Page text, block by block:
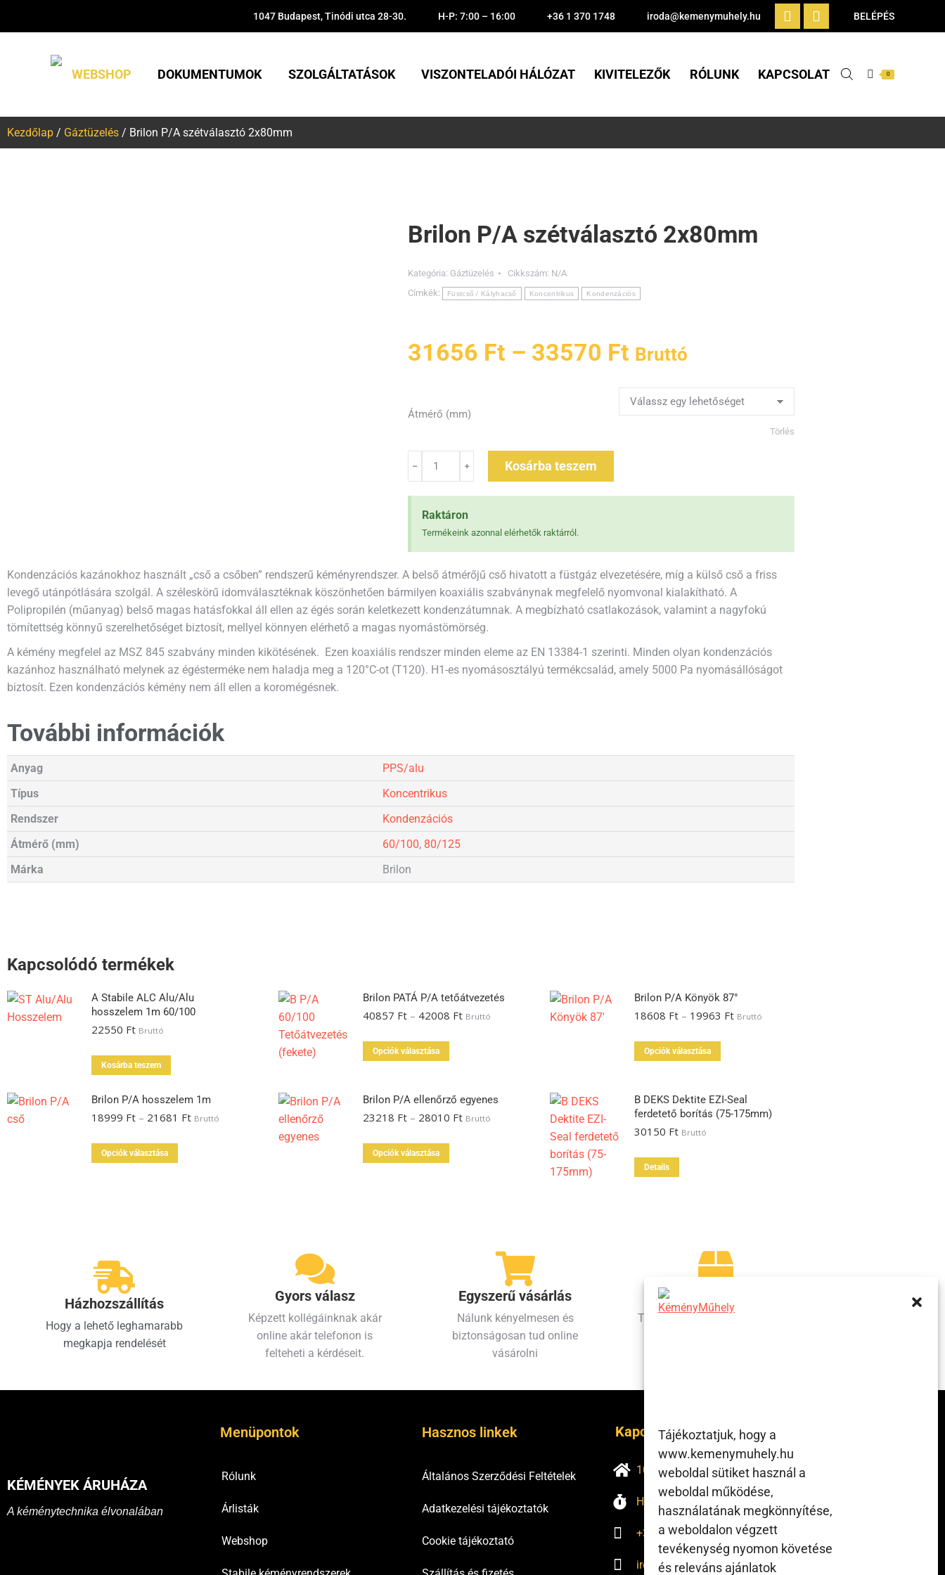
Tájékoztatjuk, hogy a
www.kemenymuhely.hu
weboldal sütiket használ a
weboldal működése,
használatának megkönnyítése,
a weboldalon végzett
tevékenység nyomon követése
és releváns ajánlatok
1047 Budapest, Tinódi utca 28-30. H-P: 7:00 – 16:00 +36 1 370 1748 iroda@kemenymuhely.hu BELÉPÉS
WEBSHOP DOKUMENTUMOK SZOLGÁLTATÁSOK VISZONTELADÓI HÁLÓZAT KIVITELEZŐK RÓLUNK KAPCSOLAT 0
Kezdőlap / Gáztüzelés / Brilon P/A szétválasztó 2x80mm
Brilon P/A szétválasztó 2x80mm
Kategória: Gáztüzelés Cikkszám: N/A
Címkék:
Füstcső / Kályhacső Koncentrikus Kondenzációs
31656 Ft – 33570 Ft Bruttó
Átmérő (mm)
Törlés
Kosárba teszem
Raktáron
Termékeink azonnal elérhetők raktárról.
Kondenzációs kazánokhoz használt „cső a csőben” rendszerű kéményrendszer. A belső átmérőjű cső hivatott a füstgáz elvezetésére, míg a külső cső a friss
levegő utánpótlására szolgál. A széleskörű idomválasztéknak köszönhetően bármilyen koaxiális szabványnak megfelelő nyomvonal kialakítható. A
Polipropilén (műanyag) belső magas hatásfokkal áll ellen az égés során keletkezett kondenzátumnak. A megbízható csatlakozások, valamint a nagyfokú
tömítettség könnyű szerelhetőséget biztosít, mellyel könnyen elérhető a magas nyomástömörség.
A kémény megfelel az MSZ 845 szabvány minden kikötésének. Ezen koaxiális rendszer minden eleme az EN 13384-1 szerinti. Minden olyan kondenzációs
kazánhoz használható melynek az égésterméke nem haladja meg a 120°C-ot (T120). H1-es nyomásosztályú termékcsalád, amely 5000 Pa nyomásállóságot
biztosít. Ezen kondenzációs kémény nem áll ellen a koromégésnek.
További információk
Anyag
PPS/alu
Típus
Koncentrikus
Rendszer
Kondenzációs
Átmérő (mm)
60/100, 80/125
Márka
Brilon
Kapcsolódó termékek
A Stabile ALC Alu/Alu
hosszelem 1m 60/100
22550 Ft Bruttó
Kosárba teszem
Brilon PATÁ P/A tetőátvezetés
40857 Ft – 42008 Ft Bruttó
Opciók választása
Brilon P/A Könyök 87°
18608 Ft – 19963 Ft Bruttó
Opciók választása
Brilon P/A hosszelem 1m
18999 Ft – 21681 Ft Bruttó
Opciók választása
Brilon P/A ellenőrző egyenes
23218 Ft – 28010 Ft Bruttó
Opciók választása
B DEKS Dektite EZI-Seal
ferdetető borítás (75-175mm)
30150 Ft Bruttó
Details
Házhozszállítás
Hogy a lehető leghamarabb
megkapja rendelését
Gyors válasz
Képzett kollégáinknak akár
online akár telefonon is
felteheti a kérdéseit.
Egyszerű vásárlás
Nálunk kényelmesen és
biztonságosan tud online
vásárolni
1000 m2 raktár
Termékeink nagy része azonnal
KÉMÉNYEK ÁRUHÁZA
A kéménytechnika élvonalában
Menüpontok
Rólunk
Árlisták
Webshop
Hasznos linkek
Általános Szerződési Feltételek
Adatkezelési tájékoztatók
Cookie tájékoztató
Kapcsolat
1047 Bp., Tinódi utca 28-30.
H-P: 7:00 – 16:00
+36 1 370 1748
iroda@kemenymuhely.hu